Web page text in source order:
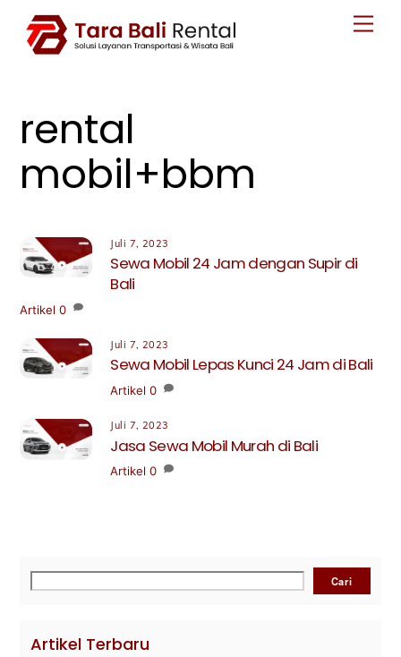
content
rental
mobil+bbm
Juli 7, 2023
Sewa Mobil 24 Jam dengan Supir di
Bali
Artikel 0
Juli 7, 2023
Sewa Mobil Lepas Kunci 24 Jam di Bali
Artikel 0
Juli 7, 2023
Jasa Sewa Mobil Murah di Bali
Artikel 0
Cari Cari
Artikel Terbaru